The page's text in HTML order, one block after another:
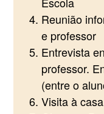
Reunião
e professor
Entrevista
professor.
(entre o
Visita à